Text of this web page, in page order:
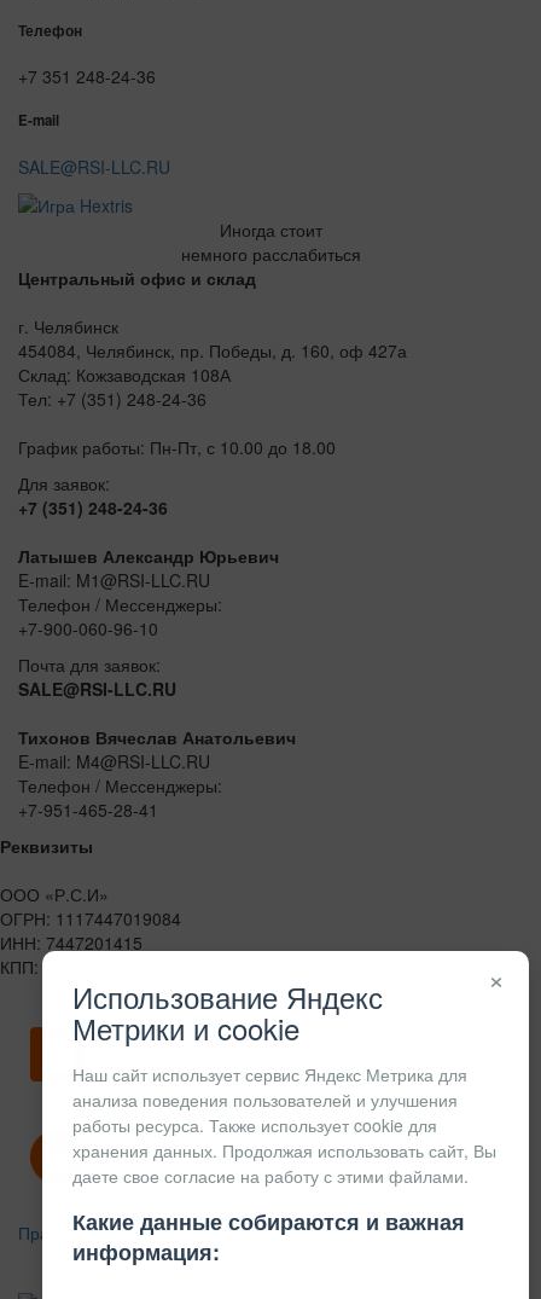
Телефон
+7 351 248-24-36
E-mail
SALE@RSI-LLC.RU
Иногда стоит
немного расслабиться
Центральный офис и склад
г. Челябинск
454084, Челябинск, пр. Победы, д. 160, оф 427а
Склад: Кожзаводская 108А
Тел: +7 (351) 248-24-36
График работы: Пн-Пт, с 10.00 до 18.00
Для заявок:
+7 (351) 248-24-36
Латышев Александр Юрьевич
E-mail: M1@RSI-LLC.RU
Телефон / Мессенджеры:
+7-900-060-96-10
Почта для заявок:
SALE@RSI-LLC.RU
Тихонов Вячеслав Анатольевич
E-mail: M4@RSI-LLC.RU
Телефон / Мессенджеры:
+7-951-465-28-41
Реквизиты
ООО «Р.С.И»
ОГРН: 1117447019084
ИНН: 7447201415
КПП: 744701001
Скачать карточку предприятия
Политика конфиденциальности
Правила возврата
×
Использование Яндекс
Метрики и cookie
Наш сайт использует сервис Яндекс Метрика для
анализа поведения пользователей и улучшения
работы ресурса. Также использует cookie для
хранения данных. Продолжая использовать сайт, Вы
даете свое согласие на работу с этими файлами.
Какие данные собираются и важная
информация: